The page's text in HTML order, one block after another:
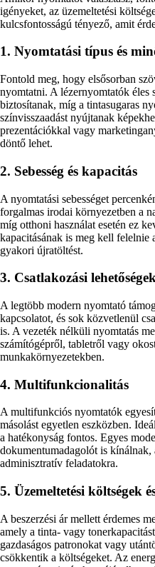
igényeket, az üzemeltetési
kulcsfontosságú tényező, amit
1. Nyomtatási típus és
Fontold meg, hogy elsősorban
nyomtatni. A lézernyomtatók éles
biztosítanak, míg a tintasugaras
színvisszaadást nyújtanak
prezentációkkal vagy
döntő lehet.
2. Sebesség és kapacitás
A nyomtatási sebességet
forgalmas irodai környezetben a
míg otthoni használat esetén ez
kapacitásának is meg kell
gyakori újratöltést.
3. Csatlakozási
A legtöbb modern nyomtató
kapcsolatot, és sok közvetlenül
is. A vezeték nélküli nyomtatás
számítógépről, tabletről vagy
munkakörnyezetekben.
4. Multifunkcionalitás
A multifunkciós nyomtatók
másolást egyetlen eszközben.
a hatékonyság fontos. Egyes
dokumentumadagolót is kínálnak,
adminisztratív feladatokra.
5. Üzemeltetési költségek
A beszerzési ár mellett érdemes
amely a tinta- vagy
gazdaságos patronokat vagy
csökkentik a költségeket. Az